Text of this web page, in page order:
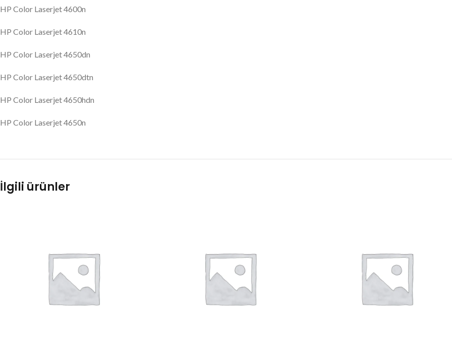
HP Color Laserjet 4600n
HP Color Laserjet 4610n
HP Color Laserjet 4650dn
HP Color Laserjet 4650dtn
HP Color Laserjet 4650hdn
HP Color Laserjet 4650n
İlgili ürünler